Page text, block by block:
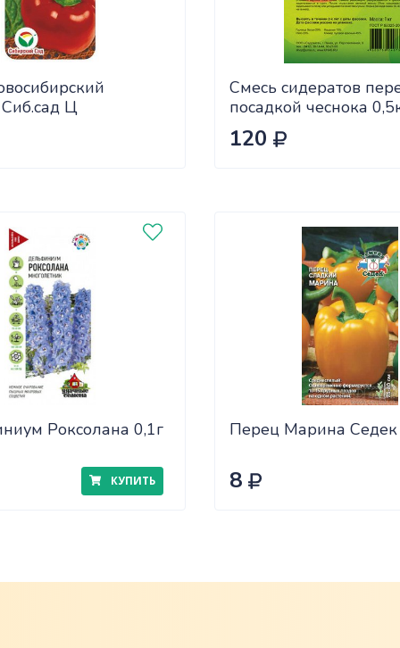
Ц
Смесь сидератов
посадкой чеснока
САДОВИТА (25/30)
120
Роксолана 0,1г
КУПИТЬ
Перец Марина
8